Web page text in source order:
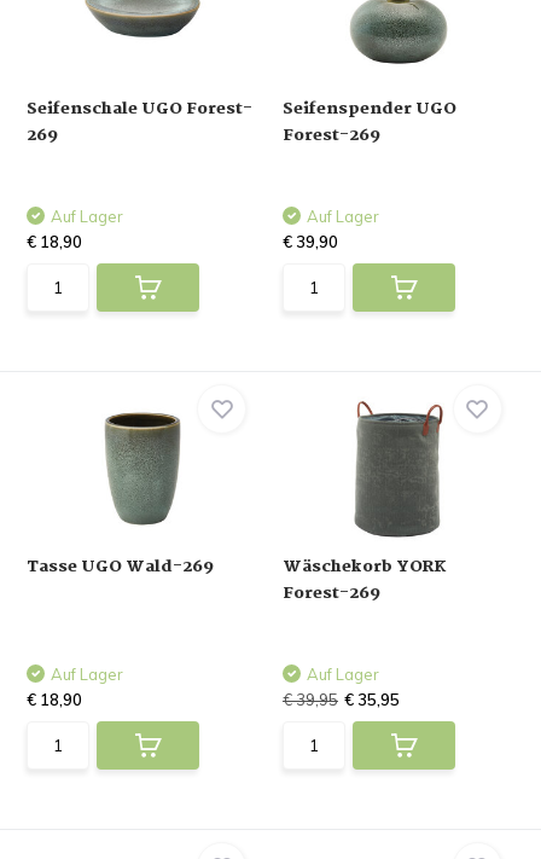
Seifenschale UGO Forest-
269
Auf Lager
€ 18,90
Seifenspender UGO
Forest-269
Auf Lager
€ 39,90
Tasse UGO Wald-269
Auf Lager
€ 18,90
Wäschekorb YORK
Forest-269
Auf Lager
€ 39,95 € 35,95